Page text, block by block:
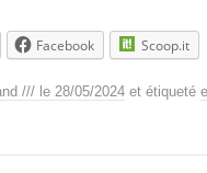
Facebook Scoop.it
/// le 28/05/2024 et étiqueté